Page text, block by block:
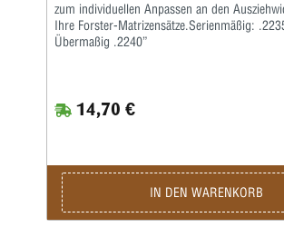
zum individuellen Anpassen an den
Ihre Forster-Matrizensätze.Serienmäßig:
Übermaßig .2240”
14,70 €
IN DEN WARENKORB